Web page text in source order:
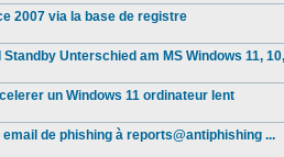
2007 via la base de registre
Standby Unterschied am MS Windows 11,
un Windows 11 ordinateur lent
de phishing à reports@antiphishing ...